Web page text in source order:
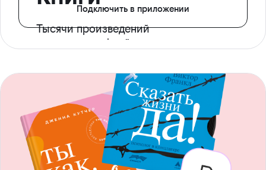
Тысячи произведений
с доступом офлайн
Подключить в приложении